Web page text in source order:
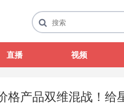
直播 视频
格产品双维混战！给